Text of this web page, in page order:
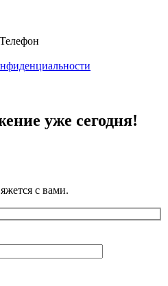
Телефон
уже сегодня!
с вами.